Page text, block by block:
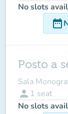
No slots
date_range
Posto a
Sala
person 1 seat
No slots